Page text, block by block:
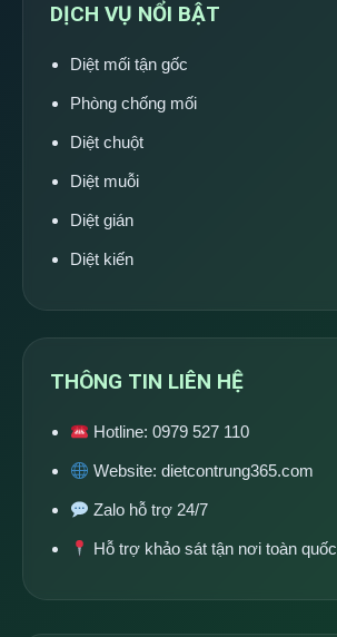
DỊCH VỤ NỔI BẬT
Diệt mối tận gốc
Phòng chống mối
Diệt chuột
Diệt muỗi
Diệt gián
Diệt kiến
THÔNG TIN LIÊN HỆ
Hotline:0979 527 110
Website:dietcontrung365.com
Zalo hỗ trợ 24/7
Hỗ trợ khảo sát tận nơi toàn quốc